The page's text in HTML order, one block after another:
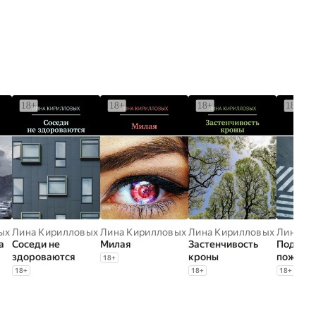
Лина Кирилловых
Соседи не
здороваются
18+
Лина Кирилловых
Милая
18+
Лина Кирилловых
Застенчивость
кроны
18+
Лина
18+